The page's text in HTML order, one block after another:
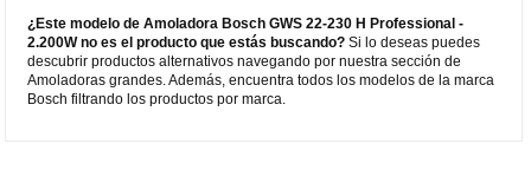
¿Este modelo de Amoladora Bosch GWS 22-230 H Professional -
2.200W no es el producto que estás buscando? Si lo deseas puedes
descubrir productos alternativos navegando por nuestra sección de
Amoladoras grandes. Además, encuentra todos los modelos de la marca
Bosch filtrando los productos por marca.